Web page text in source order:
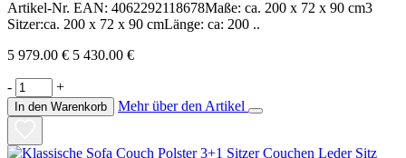
Artikel-Nr. EAN: 4062292118678Maße: ca. 200 x 72 x 90 cm3
Sitzer:ca. 200 x 72 x 90 cmLänge: ca: 200 ..
5 979.00 € 5 430.00 €
- +
In den Warenkorb Mehr über den Artikel